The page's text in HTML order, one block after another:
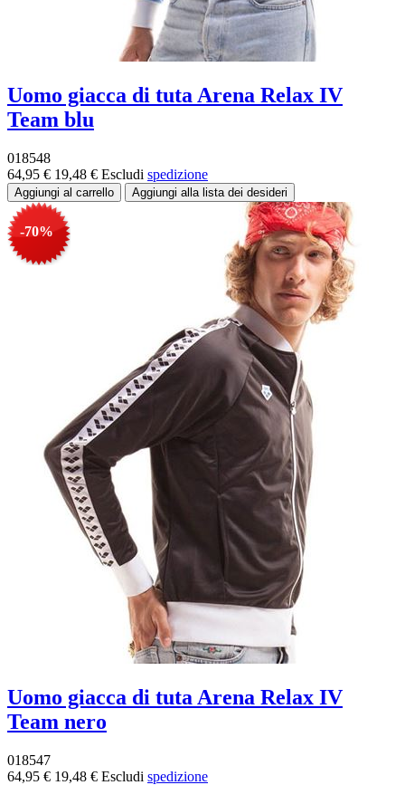
Uomo giacca di tuta Arena Relax IV
Team blu
018548
64,95 € 19,48 € Escludi spedizione
-70%
Uomo giacca di tuta Arena Relax IV
Team nero
018547
64,95 € 19,48 € Escludi spedizione